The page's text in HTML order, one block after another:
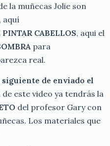
la muñecas Jolie son
, aquí
CABELLOS, aqui el
para
real.
de enviado el
este video ya tendrás la
del profesor Gary con
Los materiales que